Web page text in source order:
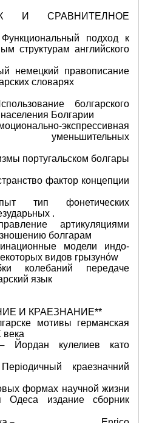
И СРАВНИТЕЛНОЕ
подход к
структурам английского
немецкий правописание
словарях
болгарского
Болгарии
экспрессивная
уменьшительных
португальском болгары
фактор концепции
тип фонетических
.
артикуляциями
болгарам
модели индо-
видов грызунów
колебаний передаче
язык
И КРАЕЗНАНИЕ**
мотивы германская
века
Йордан кулелиев като
краезначний
формах научной жизни
Одеса издание сборник